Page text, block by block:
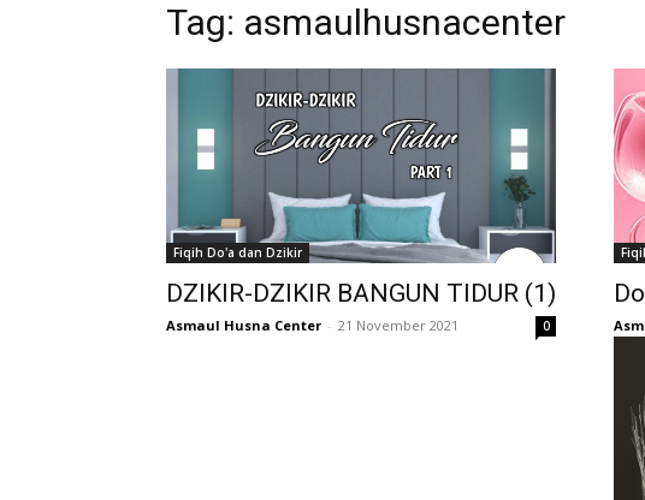
Tag: asmaulhusnacenter
Fiqih Do'a dan Dzikir
DZIKIR-DZIKIR BANGUN TIDUR (1)
Asmaul Husna Center - 21 November 2021 0